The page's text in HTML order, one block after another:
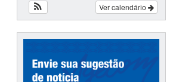
Ver calendário